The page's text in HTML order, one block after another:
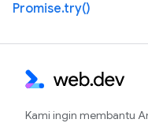
Promise.try()
Kami ingin membantu